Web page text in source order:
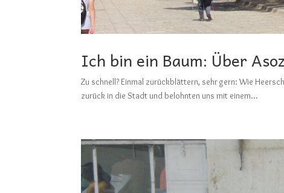
Ich bin ein Baum: Über
Zu schnell? Einmal zurückblättern, sehr gern: Wie
zurück in die Stadt und belohnten uns mit einem...